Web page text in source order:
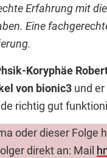
Erfahrung mit
Eine
Koryphäe
von bionic3 und
richtig gut
oder dieser Folge
direkt an: Mail